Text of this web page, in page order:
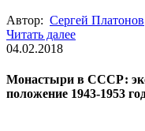
Автор: Сергей Платонов
Читать далее
04.02.2018
Монастыри в СССР:
положение 1943-1953